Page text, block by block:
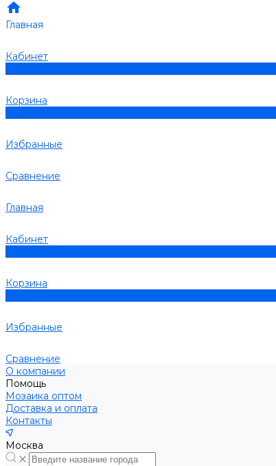
Главная
Кабинет
Корзина
Избранные
Сравнение
Главная
Кабинет
Корзина
Избранные
Сравнение
О компании
Помощь
Мозаика оптом
Доставка и оплата
Контакты
Москва